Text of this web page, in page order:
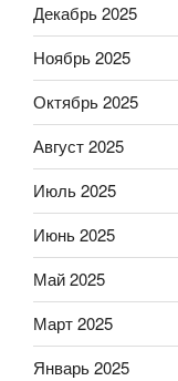
Декабрь 2025
Ноябрь 2025
Октябрь 2025
Август 2025
Июль 2025
Июнь 2025
Май 2025
Март 2025
Январь 2025